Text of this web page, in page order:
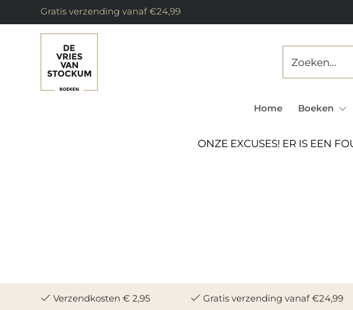
Gratis verzending vanaf €24,99
Home Boeken
ONZE EXCUSES! ER IS EEN
Verzendkosten € 2,95 Gratis verzending vanaf €24,99